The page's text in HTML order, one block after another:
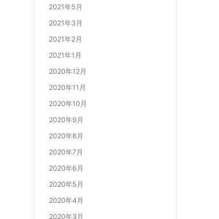
2021年5月
2021年3月
2021年2月
2021年1月
2020年12月
2020年11月
2020年10月
2020年9月
2020年8月
2020年7月
2020年6月
2020年5月
2020年4月
2020年3月